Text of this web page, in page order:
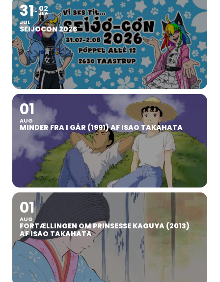
31
JUL
02
AUG
SEIJOCON 2026
01
AUG
MINDER FRA I GÅR (1991) AF ISAO TAKAHATA
01
AUG
FORTÆLLINGEN OM PRINSESSE KAGUYA (2013)
AF ISAO TAKAHATA